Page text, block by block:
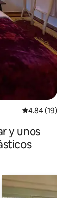
Calificación
4.84 (19)
y unos